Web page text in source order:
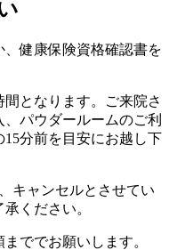
健康保険資格確認書を
となります。ご来院さ
パウダールームのご利
分前を目安にお越し下
キャンセルとさせてい
ください。
ででお願いします。